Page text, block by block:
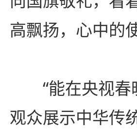
高飘扬，心中的
“能在央视
观众展示中华传